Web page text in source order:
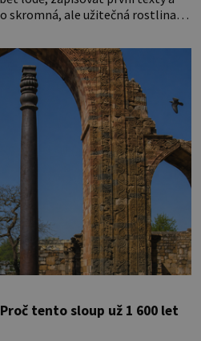
skromná, ale užitečná rostlina
Stačí se však podívat
tento sloup už 1 600 let